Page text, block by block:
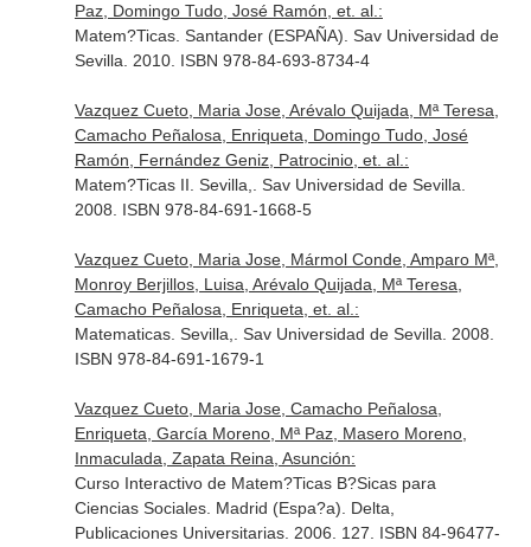
Paz, Domingo Tudo, José Ramón, et. al.:
Matem?Ticas. Santander (ESPAÑA). Sav Universidad de
Sevilla. 2010. ISBN 978-84-693-8734-4
Vazquez Cueto, Maria Jose, Arévalo Quijada, Mª Teresa,
Camacho Peñalosa, Enriqueta, Domingo Tudo, José
Ramón, Fernández Geniz, Patrocinio, et. al.:
Matem?Ticas II. Sevilla,. Sav Universidad de Sevilla.
2008. ISBN 978-84-691-1668-5
Vazquez Cueto, Maria Jose, Mármol Conde, Amparo Mª,
Monroy Berjillos, Luisa, Arévalo Quijada, Mª Teresa,
Camacho Peñalosa, Enriqueta, et. al.:
Matematicas. Sevilla,. Sav Universidad de Sevilla. 2008.
ISBN 978-84-691-1679-1
Vazquez Cueto, Maria Jose, Camacho Peñalosa,
Enriqueta, García Moreno, Mª Paz, Masero Moreno,
Inmaculada, Zapata Reina, Asunción:
Curso Interactivo de Matem?Ticas B?Sicas para
Ciencias Sociales. Madrid (Espa?a). Delta,
Publicaciones Universitarias. 2006. 127. ISBN 84-96477-